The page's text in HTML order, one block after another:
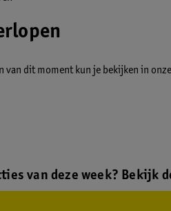
van dit moment kun je bekijken in
van deze week? Bekijk